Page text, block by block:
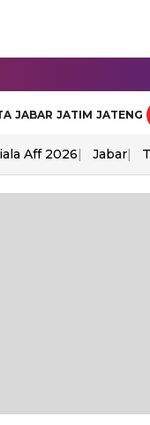
JABAR JATIM JATENG
Aff 2026 Jabar